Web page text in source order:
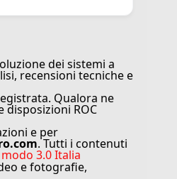
dei sistemi a
recensioni tecniche e
Qualora ne
disposizioni ROC
e per
. Tutti i contenuti
3.0 Italia
e fotografie,